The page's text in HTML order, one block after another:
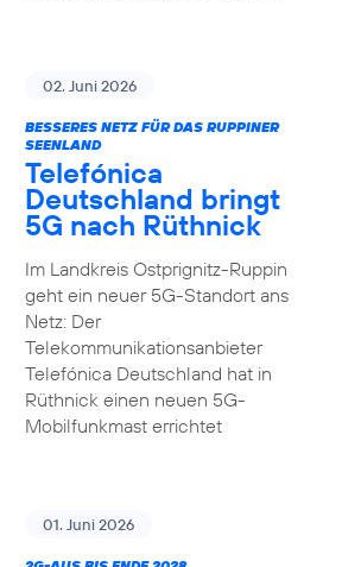
02. Juni 2026
BESSERES NETZ FÜR DAS RUPPINER
SEENLAND
Telefónica
Deutschland bringt
5G nach Rüthnick
Im Landkreis Ostprignitz-Ruppin
geht ein neuer 5G-Standort ans
Netz: Der
Telekommunikationsanbieter
Telefónica Deutschland hat in
Rüthnick einen neuen 5G-
Mobilfunkmast errichtet
01. Juni 2026